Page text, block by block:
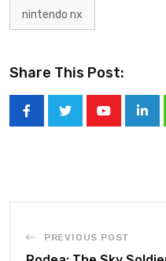
nintendo nx
Share This Post:
PREVIOUS POST